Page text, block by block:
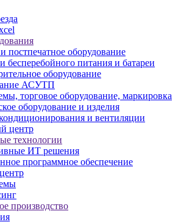
постпечатное оборудование
бесперебойного питания и батареи
оборудование
АСУТП
торговое оборудование, маркировка
оборудование и изделия
и вентиляции
центр
технологии
ИТ решения
программное обеспечение
производство